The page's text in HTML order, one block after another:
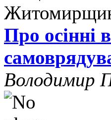
Про осінні
Володимир